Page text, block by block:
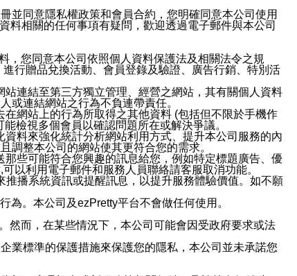
並同意隱私權政策和會員合約，您明確同意本公司使用
料相關的任何事項有疑問，歡迎透過電子郵件與本公司
，您同意本公司依照個人資料保護法及相關法令之規
行贈品兌換活動、會員登錄及驗證、廣告行銷、特別活
連結至第三方獨立管理、經營之網站，其有關個人資料
或連結網站之行為不負連帶責任。
網站上的行為所取得之其他資料 (包括但不限於手機作
檢視多個會員以確認問題所在或解決爭議。
料來強化統計分析網站利用方式、提升本公司服務的內
調整本公司的網站使其更符合您的需求。
些可能符合您興趣的訊息給您，例如特定標題廣告、優
以利用電子郵件和服務人員聯絡請客服取消功能。
播系統資訊或提醒訊息，以提升服務體驗價值。如不願
。本公司及ezPretty平台不會做任何使用。
然而，在某些情況下，本公司可能會因受政府要求或法
業標準的保護措施來保護您的隱私，本公司並未承諾您